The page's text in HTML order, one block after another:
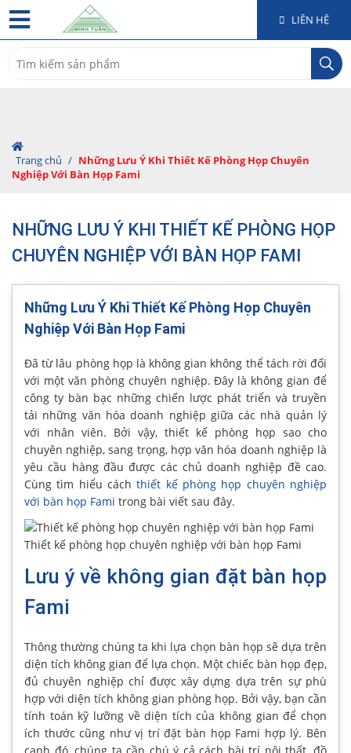
LIÊN HỆ
for:
Trang chủ / Những Lưu Ý Khi Thiết Kế Phòng Họp Chuyên
Nghiệp Với Bàn Họp Fami
NHỮNG LƯU Ý KHI THIẾT KẾ PHÒNG HỌP
CHUYÊN NGHIỆP VỚI BÀN HỌP FAMI
Những Lưu Ý Khi Thiết Kế Phòng Họp Chuyên
Nghiệp Với Bàn Họp Fami
Đã từ lâu phòng họp là không gian không thể tách rời đối
với một văn phòng chuyên nghiệp. Đây là không gian để
công ty bàn bạc những chiến lược phát triển và truyền
tải những văn hóa doanh nghiệp giữa các nhà quản lý
với nhân viên. Bởi vậy, thiết kế phòng họp sao cho
chuyên nghiệp, sang trọng, hợp văn hóa doanh nghiệp là
yêu cầu hàng đầu được các chủ doanh nghiệp đề cao.
Cùng tìm hiểu cáchthiết kế phòng họp chuyên nghiệp
với bàn họp Fami trong bài viết sau đây.
Thiết kế phòng họp chuyên nghiệp với bàn họp Fami
Lưu ý về không gian đặt bàn họp
Fami
Thông thường chúng ta khi lựa chọn bàn họp sẽ dựa trên
diện tích không gian để lựa chọn. Một chiếc bàn họp đẹp,
đủ chuyên nghiệp chỉ được xây dựng dựa trên sự phù
hợp với diện tích không gian phòng họp. Bởi vậy, bạn cần
tính toán kỹ lưỡng về diện tích của không gian để chọn
ích thước cũng như vị trí đặt bàn họp Fami hợp lý. Bên